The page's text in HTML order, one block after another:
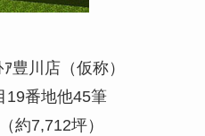
川店（仮称）
19番地他45筆
約7,712坪）